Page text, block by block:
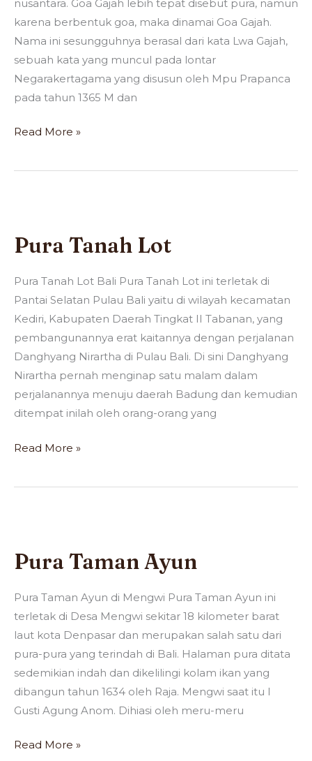
nusantara. Goa Gajah lebih tepat disebut pura, namun
karena berbentuk goa, maka dinamai Goa Gajah.
Nama ini sesungguhnya berasal dari kata Lwa Gajah,
sebuah kata yang muncul pada lontar
Negarakertagama yang disusun oleh Mpu Prapanca
pada tahun 1365 M dan
Read More »
Pura Tanah Lot
Pura Tanah Lot Bali Pura Tanah Lot ini terletak di
Pantai Selatan Pulau Bali yaitu di wilayah kecamatan
Kediri, Kabupaten Daerah Tingkat II Tabanan, yang
pembangunannya erat kaitannya dengan perjalanan
Danghyang Nirartha di Pulau Bali. Di sini Danghyang
Nirartha pernah menginap satu malam dalam
perjalanannya menuju daerah Badung dan kemudian
ditempat inilah oleh orang-orang yang
Lot
Read More »
Pura Taman Ayun
Pura Taman Ayun di Mengwi Pura Taman Ayun ini
terletak di Desa Mengwi sekitar 18 kilometer barat
laut kota Denpasar dan merupakan salah satu dari
pura-pura yang terindah di Bali. Halaman pura ditata
sedemikian indah dan dikelilingi kolam ikan yang
dibangun tahun 1634 oleh Raja. Mengwi saat itu I
Gusti Agung Anom. Dihiasi oleh meru-meru
Ayun
Read More »